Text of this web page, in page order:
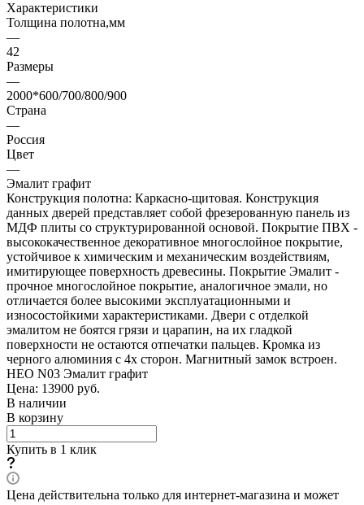
Характеристики
Толщина полотна,мм
—
42
Размеры
—
2000*600/700/800/900
Страна
—
Россия
Цвет
—
Эмалит графит
Конструкция полотна: Каркасно-щитовая. Конструкция
данных дверей представляет собой фрезерованную панель из
МДФ плиты со структурированной основой. Покрытие ПВХ -
высококачественное декоративное многослойное покрытие,
устойчивое к химическим и механическим воздействиям,
имитирующее поверхность древесины. Покрытие Эмалит -
прочное многослойное покрытие, аналогичное эмали, но
отличается более высокими эксплуатационными и
износостойкими характеристиками. Двери с отделкой
эмалитом не боятся грязи и царапин, на их гладкой
поверхности не остаются отпечатки пальцев. Кромка из
черного алюминия с 4х сторон. Магнитный замок встроен.
НЕО N03 Эмалит графит
Цена: 13900 руб.
В наличии
В корзину
Купить в 1 клик
Цена действительна только для интернет-магазина и может